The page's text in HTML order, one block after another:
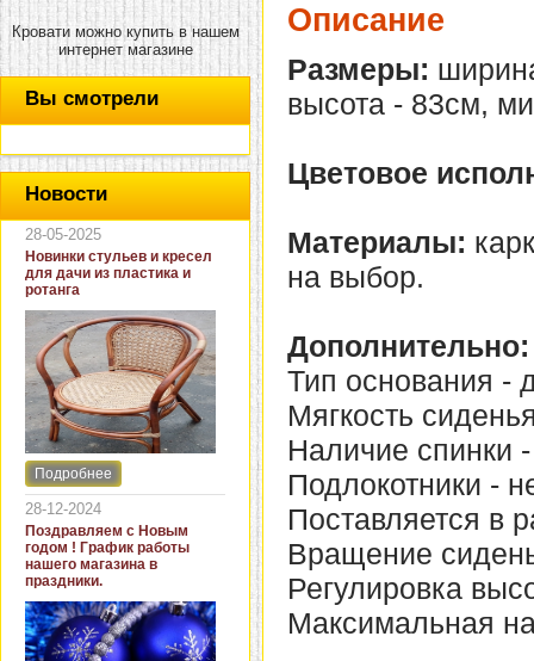
Кровати можно купить в нашем
интернет магазине
Вы смотрели
Новости
28-05-2025
Новинки стульев и кресел
для дачи из пластика и
ротанга
Интернет-магазин "Кровать
и диван" представляет
новинки стульев и кресел
для дачи. В ассортименте
представлены как
бюджетные модели из
пластика для дачи, так и
кресла для загородных
домов из натурального и
искусственного ротанга.
Подробнее
28-12-2024
Поздравляем с Новым
годом ! График работы
нашего магазина в
праздники.
Описание
Размеры:
высота - 83см,
Цветовое
Материалы:
на выбор.
Дополнительно:
Тип основания -
Мягкость
Наличие спинки -
Подлокотники -
Поставляется в
Вращение
Регулировка
Максимальная